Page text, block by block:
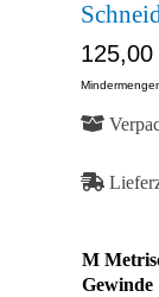
125,00
M
Gewinde